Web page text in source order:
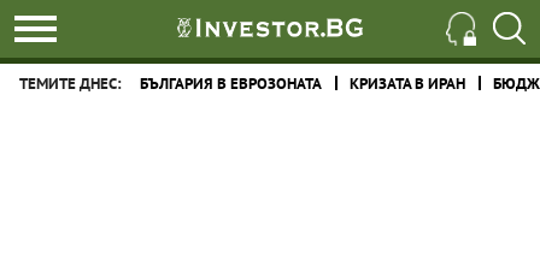
ТЕМИТЕ ДНЕС: БЪЛГАРИЯ В ЕВРОЗОНАТА КРИЗАТА В ИРАН